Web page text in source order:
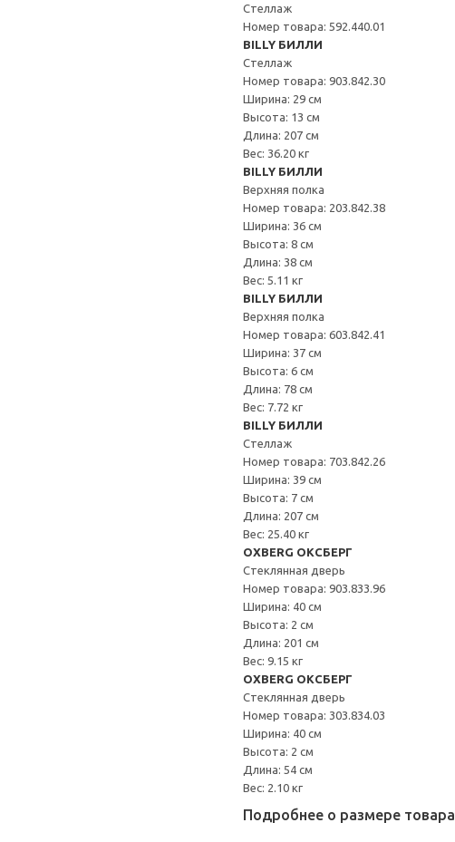
Стеллаж
Номер товара: 592.440.01
BILLY БИЛЛИ
Стеллаж
Номер товара: 903.842.30
Ширина: 29 см
Высота: 13 см
Длина: 207 см
Вес: 36.20 кг
BILLY БИЛЛИ
Верхняя полка
Номер товара: 203.842.38
Ширина: 36 см
Высота: 8 см
Длина: 38 см
Вес: 5.11 кг
BILLY БИЛЛИ
Верхняя полка
Номер товара: 603.842.41
Ширина: 37 см
Высота: 6 см
Длина: 78 см
Вес: 7.72 кг
BILLY БИЛЛИ
Стеллаж
Номер товара: 703.842.26
Ширина: 39 см
Высота: 7 см
Длина: 207 см
Вес: 25.40 кг
OXBERG ОКСБЕРГ
Стеклянная дверь
Номер товара: 903.833.96
Ширина: 40 см
Высота: 2 см
Длина: 201 см
Вес: 9.15 кг
OXBERG ОКСБЕРГ
Стеклянная дверь
Номер товара: 303.834.03
Ширина: 40 см
Высота: 2 см
Длина: 54 см
Вес: 2.10 кг
Подробнее о размере товара